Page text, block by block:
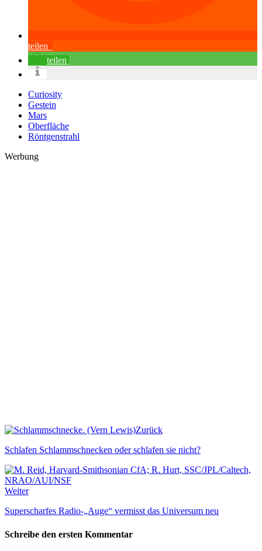
teilen
teilen
Curiosity
Gestein
Mars
Oberfläche
Röntgenstrahl
Werbung
Zurück
Schlafen Schlammschnecken oder schlafen sie nicht?
Weiter
Superscharfes Radio-„Auge“ vermisst das Universum neu
Schreibe den ersten Kommentar